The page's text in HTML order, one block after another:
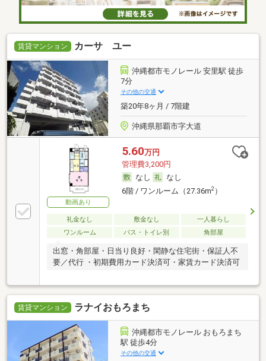
賃貸マンション カーサ ユー
沖縄都市モノレール 安里駅 徒歩
7分
その他の交通
築20年8ヶ月 / 7階建
沖縄県那覇市字大道
動画あり
5.60万円
管理費3,200円
なし
なし
6階 / ワンルーム（27.36m2）
礼金なし 敷金なし
一人暮らし
ワンルーム
バス・トイレ別 角部屋
出窓・角部屋・日当り良好・閑静な住宅街・保証人不
要／代行 ・初期費用カード決済可・家賃カード決済可
賃貸マンション ラナイおもろまち
沖縄都市モノレール おもろまち
駅 徒歩4分
その他の交通